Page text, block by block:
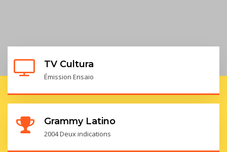
TV Cultura
Émission Ensaio
Grammy Latino
2004 Deux indications